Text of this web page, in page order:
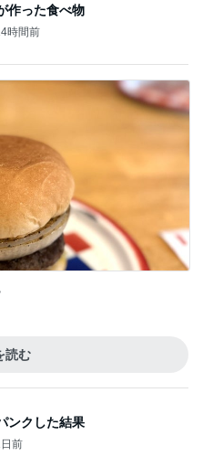
作った食べ物
時間前
読む
ンクした結果
前